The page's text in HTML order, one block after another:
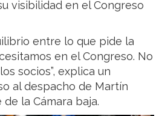
visibilidad en el Congreso
entre lo que pide la
en el Congreso. No
socios”, explica un
al despacho de Martín
la Cámara baja.